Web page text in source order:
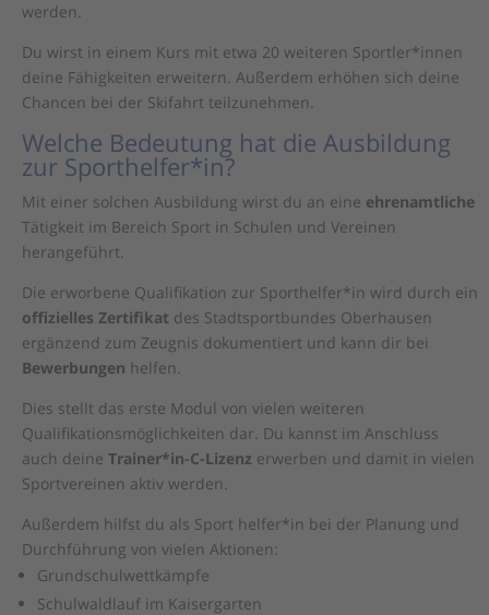
werden.
Du wirst in einem Kurs mit etwa 20 weiteren Sportler*innen
deine Fähigkeiten erweitern. Außerdem erhöhen sich deine
Chancen bei der Skifahrt teilzunehmen.
Welche Bedeutung hat die Ausbildung
zur Sporthelfer*in?
Mit einer solchen Ausbildung wirst du an eine ehrenamtliche
Tätigkeit im Bereich Sport in Schulen und Vereinen
herangeführt.
Die erworbene Qualifikation zur Sporthelfer*in wird durch ein
offizielles Zertifikat des Stadtsportbundes Oberhausen
ergänzend zum Zeugnis dokumentiert und kann dir bei
Bewerbungen helfen.
Dies stellt das erste Modul von vielen weiteren
Qualifikationsmöglichkeiten dar. Du kannst im Anschluss
auch deine Trainer*in-C-Lizenz erwerben und damit in vielen
Sportvereinen aktiv werden.
Außerdem hilfst du als Sport helfer*in bei der Planung und
Durchführung von vielen Aktionen:
Grundschulwettkämpfe
Schulwaldlauf im Kaisergarten